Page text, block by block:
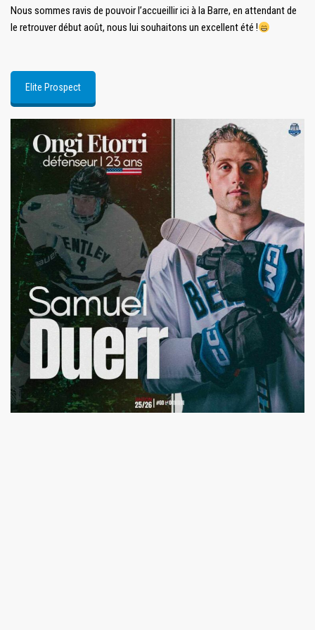
Nous sommes ravis de pouvoir l’accueillir ici à la Barre, en attendant de
le retrouver début août, nous lui souhaitons un excellent été !
Elite Prospect